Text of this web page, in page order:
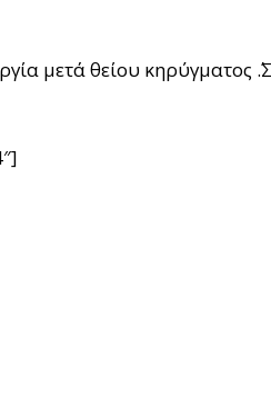
μετά θείου κηρύγματος